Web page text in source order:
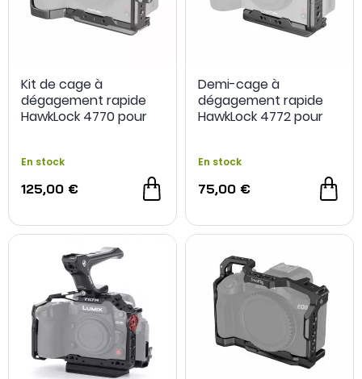
Kit de cage à
dégagement rapide
HawkLock 4770 pour
En stock
125,00 €
Demi-cage à
dégagement rapide
HawkLock 4772 pour
En stock
75,00 €